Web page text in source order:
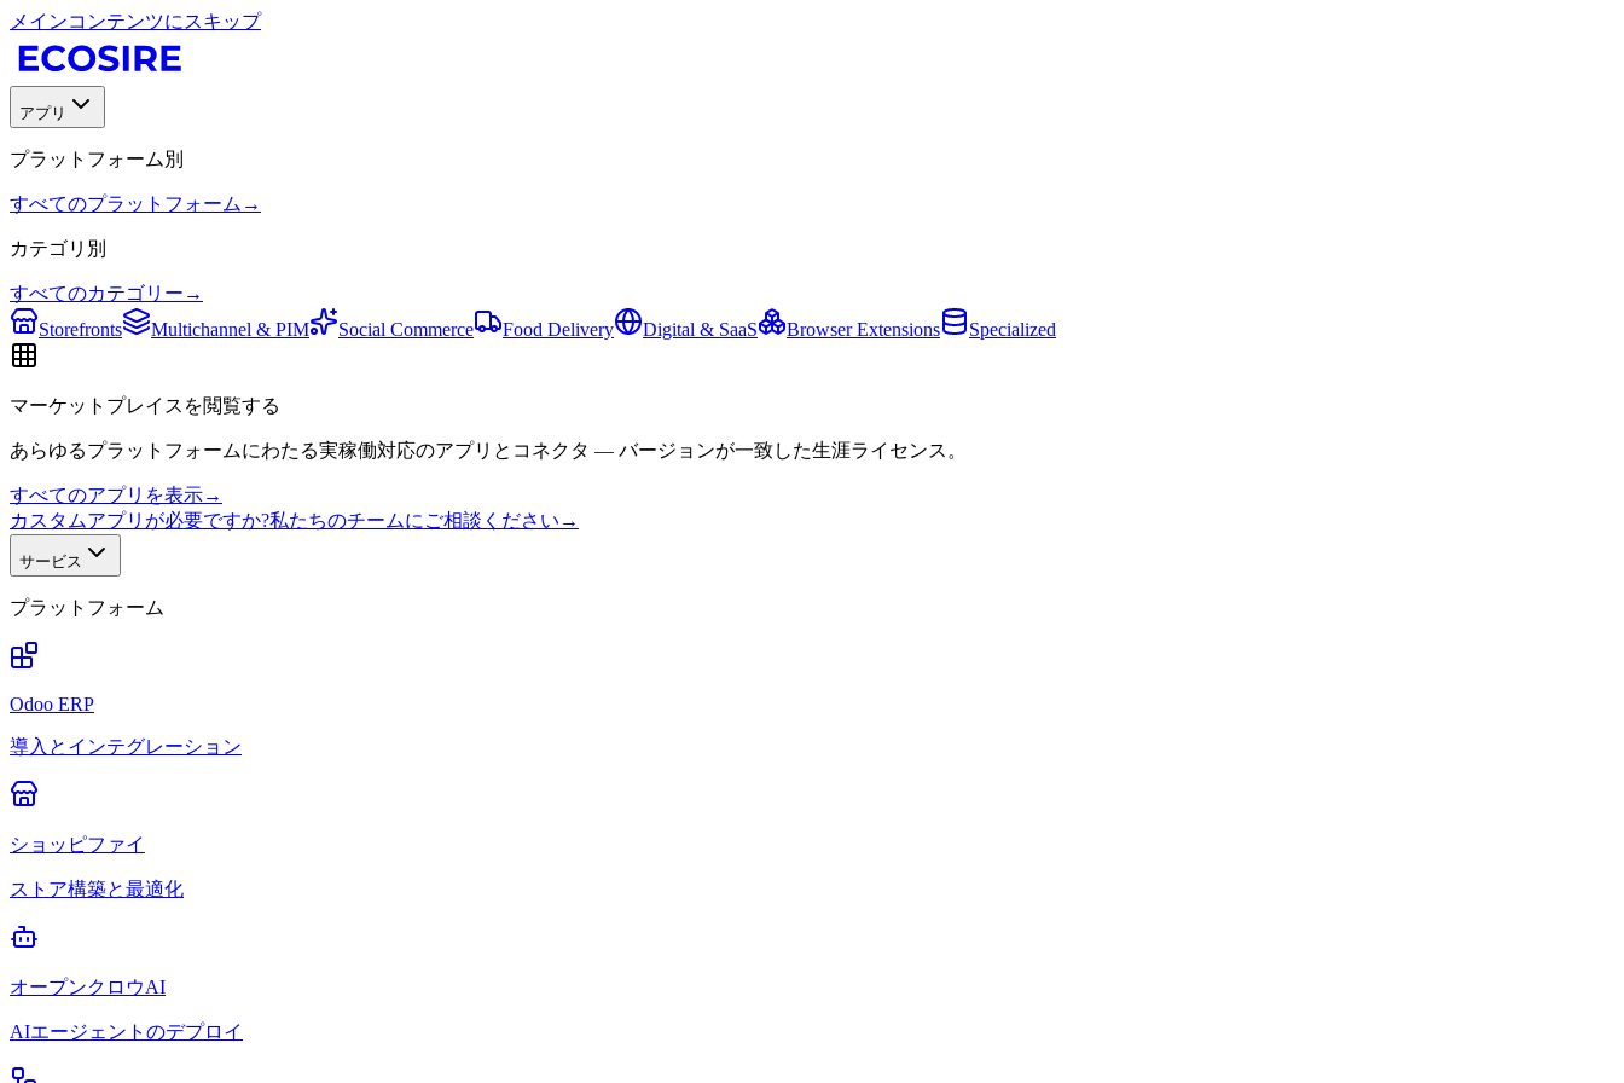
メインコンテンツにスキップ
アプリ
プラットフォーム別
すべてのプラットフォーム →
カテゴリ別
すべてのカテゴリー →
Storefronts
Multichannel & PIM Social Commerce Food Delivery Digital & SaaS Browser Extensions Specialized
マーケットプレイスを閲覧する
あらゆるプラットフォームにわたる実稼働対応のアプリとコネクタ — バージョンが一致した生涯ライセンス。
すべてのアプリを表示→
カスタムアプリが必要ですか?私たちのチームにご相談ください →
サービス
プラットフォーム
Odoo ERP
導入とインテグレーション
ショッピファイ
ストア構築と最適化
オープンクロウAI
AIエージェントのデプロイ